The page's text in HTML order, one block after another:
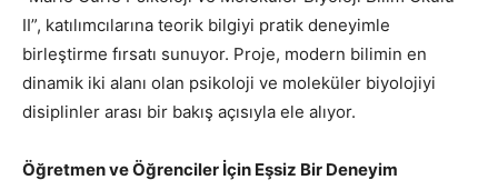
II”, katılımcılarına teorik bilgiyi pratik deneyimle
birleştirme fırsatı sunuyor. Proje, modern bilimin en
dinamik iki alanı olan psikoloji ve moleküler biyolojiyi
disiplinler arası bir bakış açısıyla ele alıyor.
Öğretmen ve Öğrenciler İçin Eşsiz Bir Deneyim